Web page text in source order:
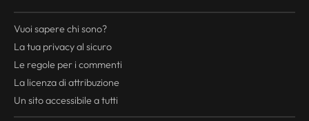
Vuoi sapere chi sono?
La tua privacyal sicuro
Le regole per i commenti
La licenza di attribuzione
Un sito accessibile a tutti